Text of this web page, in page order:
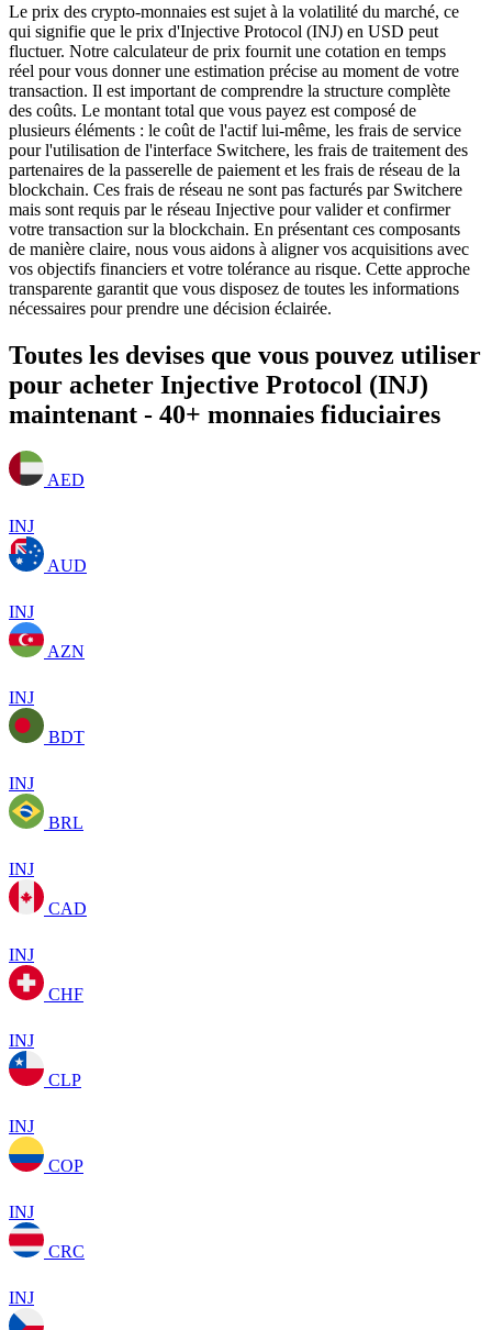
Le prix des crypto-monnaies est sujet à la volatilité du marché, ce
qui signifie que le prix d'Injective Protocol (INJ) en USD peut
fluctuer. Notre calculateur de prix fournit une cotation en temps
réel pour vous donner une estimation précise au moment de votre
transaction. Il est important de comprendre la structure complète
des coûts. Le montant total que vous payez est composé de
plusieurs éléments : le coût de l'actif lui-même, les frais de service
pour l'utilisation de l'interface Switchere, les frais de traitement des
partenaires de la passerelle de paiement et les frais de réseau de la
blockchain. Ces frais de réseau ne sont pas facturés par Switchere
mais sont requis par le réseau Injective pour valider et confirmer
votre transaction sur la blockchain. En présentant ces composants
de manière claire, nous vous aidons à aligner vos acquisitions avec
vos objectifs financiers et votre tolérance au risque. Cette approche
transparente garantit que vous disposez de toutes les informations
nécessaires pour prendre une décision éclairée.
Toutes les devises que vous pouvez utiliser
pour acheter Injective Protocol (INJ)
maintenant - 40+ monnaies fiduciaires
AED
INJ
AUD
INJ
AZN
INJ
BDT
INJ
BRL
INJ
CAD
INJ
CHF
INJ
CLP
INJ
COP
INJ
CRC
INJ